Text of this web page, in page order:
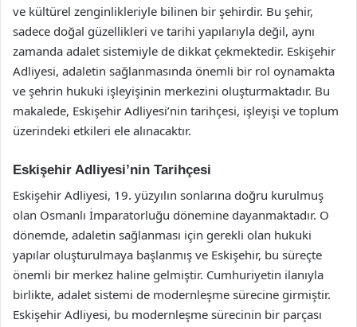
ve kültürel zenginlikleriyle bilinen bir şehirdir. Bu şehir,
sadece doğal güzellikleri ve tarihi yapılarıyla değil, aynı
zamanda adalet sistemiyle de dikkat çekmektedir. Eskişehir
Adliyesi, adaletin sağlanmasında önemli bir rol oynamakta
ve şehrin hukuki işleyişinin merkezini oluşturmaktadır. Bu
makalede, Eskişehir Adliyesi’nin tarihçesi, işleyişi ve toplum
üzerindeki etkileri ele alınacaktır.
Eskişehir Adliyesi’nin Tarihçesi
Eskişehir Adliyesi, 19. yüzyılın sonlarına doğru kurulmuş
olan Osmanlı İmparatorluğu dönemine dayanmaktadır. O
dönemde, adaletin sağlanması için gerekli olan hukuki
yapılar oluşturulmaya başlanmış ve Eskişehir, bu süreçte
önemli bir merkez haline gelmiştir. Cumhuriyetin ilanıyla
birlikte, adalet sistemi de modernleşme sürecine girmiştir.
Eskişehir Adliyesi, bu modernleşme sürecinin bir parçası